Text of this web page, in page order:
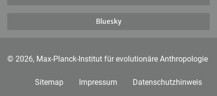
Bluesky
© 2026, Max-Planck-Institut für evolutionäre Anthropologie
Sitemap Impressum Datenschutzhinweis